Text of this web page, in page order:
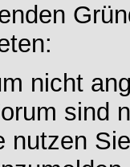
nicht
sind
nutzen